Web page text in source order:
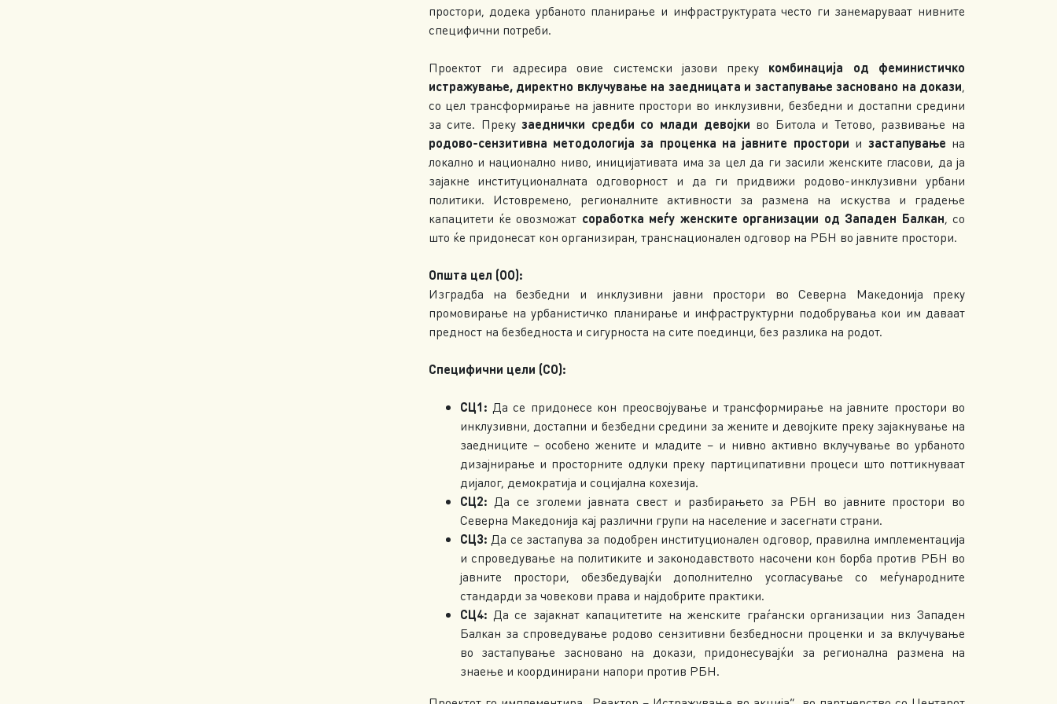
простори, додека урбаното планирање и инфраструктурата често ги занемаруваат нивните
специфични потреби.
Проектот ги адресира овие системски јазови преку комбинација од феминистичко
истражување, директно вклучување на заедницата и застапување засновано на докази,
со цел трансформирање на јавните простори во инклузивни, безбедни и достапни средини
за сите. Прекузаеднички средби со млади девојки во Битола и Тетово, развивање на
родово-сензитивна методологија за проценка на јавните простори и застапување на
локално и национално ниво, иницијативата има за цел да ги засили женските гласови, да ја
зајакне институционалната одговорност и да ги придвижи родово-инклузивни урбани
политики. Истовремено, регионалните активности за размена на искуства и градење
капацитети ќе овозможат соработка меѓу женските организации од Западен Балкан, со
што ќе придонесат кон организиран, транснационален одговор на РБН во јавните простори.
Општа цел (ОО):
Изградба на безбедни и инклузивни јавни простори во Северна Македонија преку
промовирање на урбанистичко планирање и инфраструктурни подобрувања кои им даваат
предност на безбедноста и сигурноста на сите поединци, без разлика на родот.
Специфични цели (СО):
СЦ1: Да се придонесе кон преосвојување и трансформирање на јавните простори во
инклузивни, достапни и безбедни средини за жените и девојките преку зајакнување на
заедниците – особено жените и младите – и нивно активно вклучување во урбаното
дизајнирање и просторните одлуки преку партиципативни процеси што поттикнуваат
дијалог, демократија и социјална кохезија.
СЦ2: Да се зголеми јавната свест и разбирањето за РБН во јавните простори во
Северна Македонија кај различни групи на население и засегнати страни.
СЦ3: Да се застапува за подобрен институционален одговор, правилна имплементација
и спроведување на политиките и законодавството насочени кон борба против РБН во
јавните простори, обезбедувајќи дополнително усогласување со меѓународните
стандарди за човекови права и најдобрите практики.
СЦ4: Да се зајакнат капацитетите на женските граѓански организации низ Западен
Балкан за спроведување родово сензитивни безбедносни проценки и за вклучување
во застапување засновано на докази, придонесувајќи за регионална размена на
знаење и координирани напори против РБН.